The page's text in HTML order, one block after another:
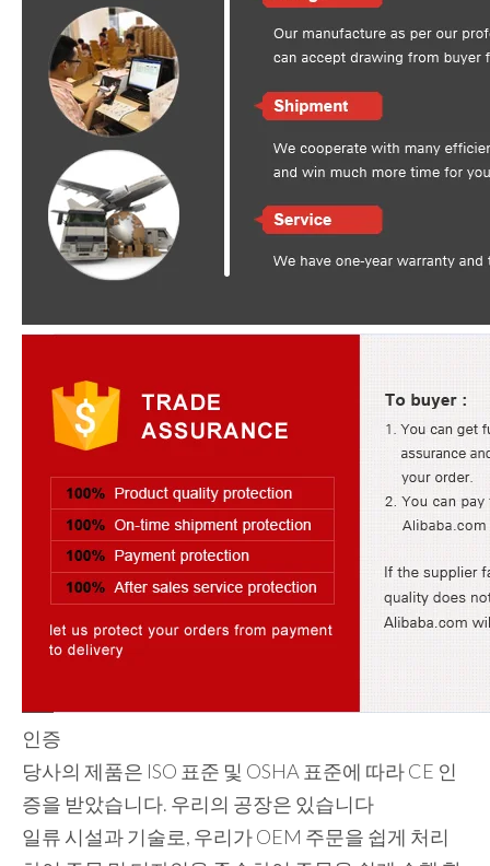
인증
당사의 제품은 ISO 표준 및 OSHA 표준에 따라 CE 인
증을 받았습니다. 우리의 공장은 있습니다
일류 시설과 기술로, 우리가 OEM 주문을 쉽게 처리